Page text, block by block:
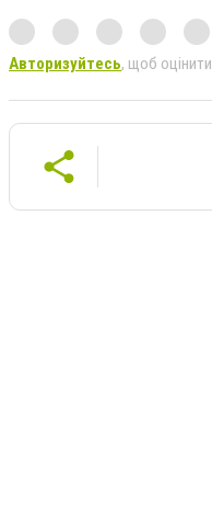
Авторизуйтесь, щоб оцінити